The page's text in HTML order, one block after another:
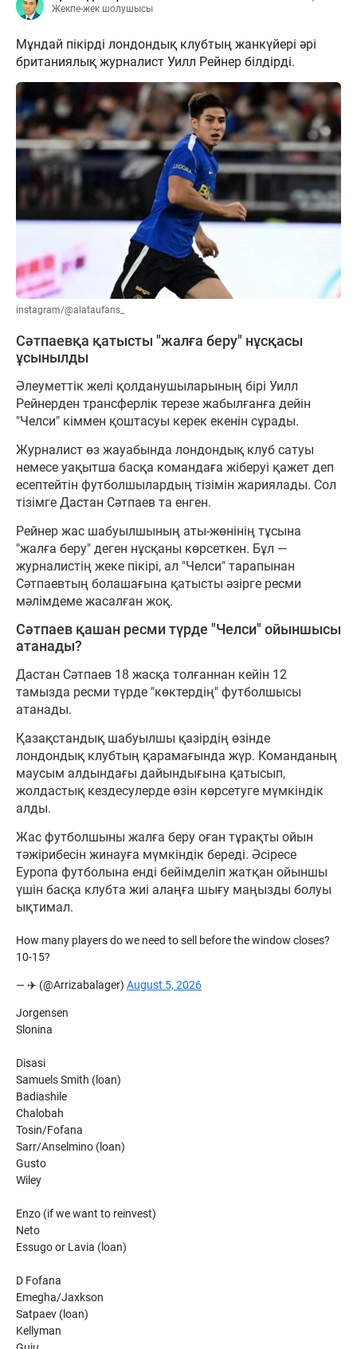
Жекпе-жек шолушысы
Мұндай пікірді лондондық клубтың жанкүйері әрі
британиялық журналист Уилл Рейнер білдірді.
instagram/@alataufans_
Сәтпаевқа қатысты "жалға беру" нұсқасы
ұсынылды
Әлеуметтік желі қолданушыларының бірі Уилл
Рейнерден трансферлік терезе жабылғанға дейін
"Челси" кіммен қоштасуы керек екенін сұрады.
Журналист өз жауабында лондондық клуб сатуы
немесе уақытша басқа командаға жіберуі қажет деп
есептейтін футболшылардың тізімін жариялады. Сол
тізімге Дастан Сәтпаев та енген.
Рейнер жас шабуылшының аты-жөнінің тұсына
"жалға беру" деген нұсқаны көрсеткен. Бұл —
журналистің жеке пікірі, ал "Челси" тарапынан
Сәтпаевтың болашағына қатысты әзірге ресми
мәлімдеме жасалған жоқ.
Сәтпаев қашан ресми түрде "Челси" ойыншысы
атанады?
Дастан Сәтпаев 18 жасқа толғаннан кейін 12
тамызда ресми түрде "көктердің" футболшысы
атанады.
Қазақстандық шабуылшы қазірдің өзінде
лондондық клубтың қарамағында жүр. Команданың
маусым алдындағы дайындығына қатысып,
жолдастық кездесулерде өзін көрсетуге мүмкіндік
алды.
Жас футболшыны жалға беру оған тұрақты ойын
тәжірибесін жинауға мүмкіндік береді. Әсіресе
Еуропа футболына енді бейімделіп жатқан ойыншы
үшін басқа клубта жиі алаңға шығу маңызды болуы
ықтимал.
How many players do we need to sell before the window closes?
10-15?
— ✈️ (@Arrizabalager) August 5, 2026
Jorgensen
Slonina
Disasi
Samuels Smith (loan)
Badiashile
Chalobah
Tosin/Fofana
Sarr/Anselmino (loan)
Gusto
Wiley
Enzo (if we want to reinvest)
Neto
Essugo or Lavia (loan)
D Fofana
Emegha/Jaxkson
Satpaev (loan)
Kellyman